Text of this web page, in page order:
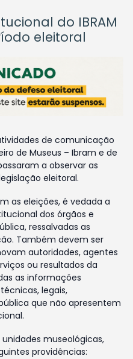
do IBRAM
eleitoral
de comunicação
de Museus – Ibram e de
a observar as
eleitoral.
as eleições, é vedada a
dos órgãos e
ressalvadas as
Também devem ser
autoridades, agentes
ou resultados da
as informações
legais,
que não apresentem
museológicas,
providências: